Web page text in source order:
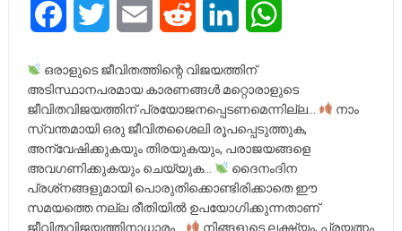
FacebookTwitter Email Reddit LinkedIn
ഒരാളുടെ ജീവിതത്തിന്റെ വിജയത്തിന്
അടിസ്ഥാനപരമായ കാരണങ്ങള്‍ മറ്റൊരാളുടെ
ജീവിതവിജയത്തിന് പ്രയോജനപ്പെടണമെന്നില്ല…
നാം
സ്വന്തമായി ഒരു ജീവിതശൈലി രൂപപ്പെടുത്തുക,
അന്വേഷിക്കുകയും തിരയുകയും, പരാജയങ്ങളെ
അവഗണിക്കുകയും ചെയ്യുക…
ദൈനംദിന
പ്രശ്‌നങ്ങളുമായി പൊരുതിക്കൊണ്ടിരിക്കാതെ ഈ
സമയത്തെ നല്ല രീതിയില്‍ ഉപയോഗിക്കുന്നതാണ്
ജീവിതവിജയത്തിനാധാരം…
നിങ്ങളുടെ ലക്ഷ്യം, പ്രയത്നം